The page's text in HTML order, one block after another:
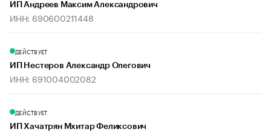
ИП Андреев Максим Александрович
ИНН: 690600211448
ДЕЙСТВУЕТ
ИП Нестеров Александр Олегович
ИНН: 691004002082
ДЕЙСТВУЕТ
ИП Хачатрян Мхитар Феликсович